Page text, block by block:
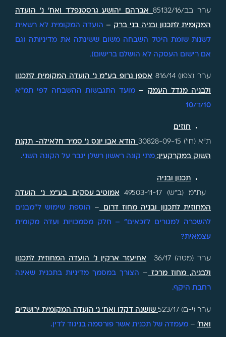
ערר בב/85132/16 אברהם יהושע גרסטנפלד ואח' נ' הועדה
המקומית לתכנון ובניה בני ברק – הועדה המקומית לא רשאית
לשנות שומת היטל השבחה משום ששינתה את מדיניותה (גם
אם רישום העסקה לא הושלם ברישום).
ערר (צפון) 816/14 אספן גרופ בע"מ נ' הועדה המקומית לתכנון
ולבניה מגדל העמק – מועד התגבשות ההשבחה לפי תמ"א
10/ד/10
חוזים
ת"א (חי') 30828-09-15 הודא אבו יונס נ' סמיר חלאילה- תקנת
השוק במקרקעין: מתי קונה ראשון רשלן יגבר על הקונה השני.
תכנון ובניה
עת"מ (ב"ש) 49503-11-17 אמוטיב עסקים בע"מ נ' הועדה
המחוזית לתכנון ובניה מחוז דרום – הוספת שימוש ל"מבנים
להשכרה למגורים לזכאים" – חלק מסמכויות ועדה מקומית
עצמאית?
ערר (מטה) 36/17 אחיעזר ארקין נ' הועדה המחוזית לתכנון
ולבניה, מחוז מרכז – הצורך במסמך מדיניות בתכנית שאינה
רחבת היקף.
ערר (י-ם) 523/17 שושנה דקלו ואח' נ' הועדה המקומית ירושלים
ואח' – מעמדה של תכנית אשר פורסמה בניגוד לדין.